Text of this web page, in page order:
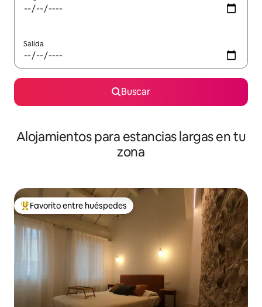
Salida
Buscar
Alojamientos para estancias largas en tu
zona
De los mejores en Favorito entre huéspedes
Favorito entre huéspedes